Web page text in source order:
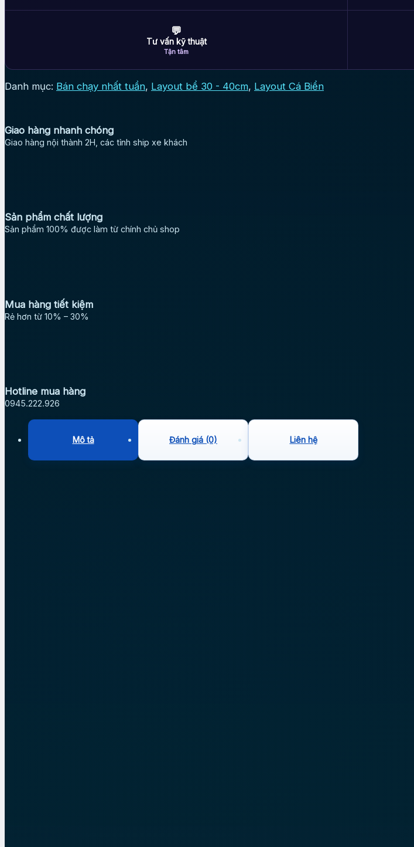
💬
Tư vấn kỹ thuật
Tận tâm
Danh mục: Bán chạy nhất tuần, Layout bể 30 - 40cm, Layout Cá Biển
Giao hàng nhanh chóng
Giao hàng nội thành 2H, các tỉnh ship xe khách
Sản phẩm chất lượng
Sản phẩm 100% được làm từ chính chủ shop
Mua hàng tiết kiệm
Rẻ hơn từ 10% – 30%
Hotline mua hàng
0945.222.926
Mô tả Đánh giá (0) Liên hệ